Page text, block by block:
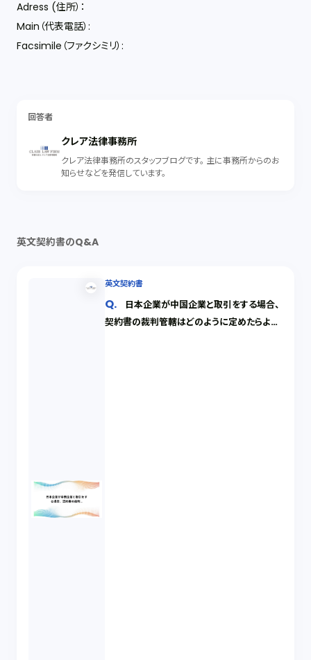
Adress (住所）：
Main（代表電話）:
Facsimile（ファクシミリ）:
回答者
クレア法律事務所
クレア法律事務所のスタッフブログです。 主に事務所からのお
知らせなどを発信しています。
英文契約書のQ&A
英文契約書
日本企業が中国企業と取引をする場合、
契約書の裁判管轄はどのように定めたらよい